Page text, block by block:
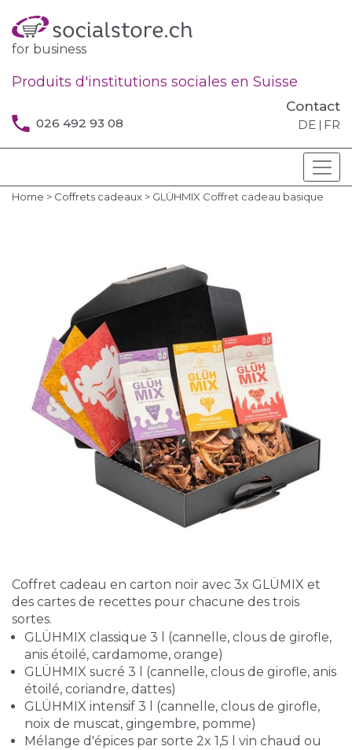
026 492 93 08
Contact
DE FR
for business
Produits d'institutions sociales en Suisse
Home > Coffrets cadeaux > GLÜHMIX Coffret cadeau basique
Coffret cadeau en carton noir avec 3x GLÜMIX et
des cartes de recettes pour chacune des trois
sortes.
GLÜHMIX classique 3 l (cannelle, clous de girofle,
anis étoilé, cardamome, orange)
GLÜHMIX sucré 3 l (cannelle, clous de girofle, anis
étoilé, coriandre, dattes)
GLÜHMIX intensif 3 l (cannelle, clous de girofle,
noix de muscat, gingembre, pomme)
Mélange d'épices par sorte 2x 1,5 l vin chaud ou